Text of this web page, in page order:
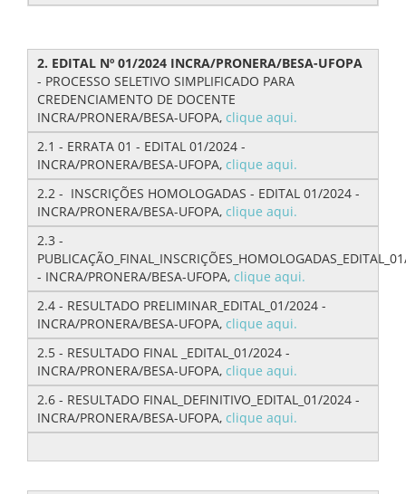
2. EDITAL Nº 01/2024 INCRA/PRONERA/BESA-UFOPA
- PROCESSO SELETIVO SIMPLIFICADO PARA
CREDENCIAMENTO DE DOCENTE
INCRA/PRONERA/BESA-UFOPA, clique aqui.
2.1 - ERRATA 01 - EDITAL 01/2024 -
INCRA/PRONERA/BESA-UFOPA, clique aqui.
2.2 - INSCRIÇÕES HOMOLOGADAS - EDITAL 01/2024 -
INCRA/PRONERA/BESA-UFOPA, clique aqui.
2.3 -
- INCRA/PRONERA/BESA-UFOPA, clique aqui.
2.4 - RESULTADO PRELIMINAR_EDITAL_01/2024 -
INCRA/PRONERA/BESA-UFOPA, clique aqui.
2.5 - RESULTADO FINAL _EDITAL_01/2024 -
INCRA/PRONERA/BESA-UFOPA, clique aqui.
2.6 - RESULTADO FINAL_DEFINITIVO_EDITAL_01/2024 -
INCRA/PRONERA/BESA-UFOPA, clique aqui.